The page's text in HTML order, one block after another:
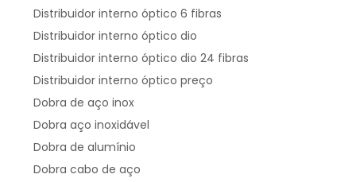
Distribuidor interno óptico 6 fibras
Distribuidor interno óptico dio
Distribuidor interno óptico dio 24 fibras
Distribuidor interno óptico preço
Dobra de aço inox
Dobra aço inoxidável
Dobra de alumínio
Dobra cabo de aço